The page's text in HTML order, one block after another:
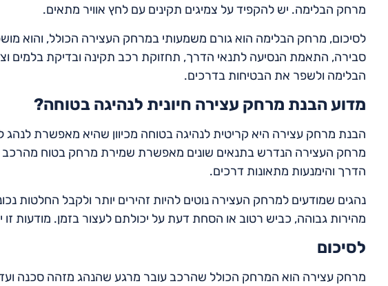
מרחק הבלימה. יש להקפיד על צמיגים תקינים עם לחץ אוויר מתאים.
לסיכום, מרחק הבלימה הוא גורם משמעותי במרחק העצירה הכולל, והוא
סבירה, התאמת הנסיעה לתנאי הדרך, תחזוקת רכב תקינה ובדיקת בלמים
הבלימה ולשפר את הבטיחות בדרכים.
מדוע הבנת מרחק עצירה חיונית לנהיגה בטוחה?
הבנת מרחק עצירה היא קריטית לנהיגה בטוחה מכיוון שהיא מאפשרת
מרחק העצירה הנדרש בתנאים שונים מאפשרת שמירת מרחק בטוח מהרכב
הדרך והימנעות מתאונות דרכים.
נהגים שמודעים למרחק העצירה נוטים להיות זהירים יותר ולקבל החלטות
מהירות גבוהה, כביש רטוב או הסחת דעת על יכולתם לעצור בזמן. מודעות זו
לסיכום
מרחק עצירה הוא המרחק הכולל שהרכב עובר מרגע שהנהג מזהה סכנה